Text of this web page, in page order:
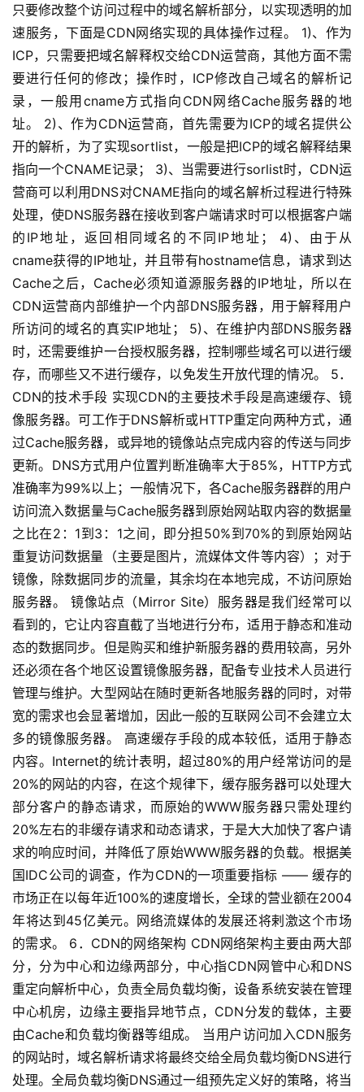
只要修改整个访问过程中的域名解析部分，以实现透明的加
速服务，下面是CDN网络实现的具体操作过程。 1)、作为
ICP，只需要把域名解释权交给CDN运营商，其他方面不需
要进行任何的修改；操作时，ICP修改自己域名的解析记
录，一般用cname方式指向CDN网络Cache服务器的地
址。 2)、作为CDN运营商，首先需要为ICP的域名提供公
开的解析，为了实现sortlist，一般是把ICP的域名解释结果
指向一个CNAME记录； 3)、当需要进行sorlist时，CDN运
营商可以利用DNS对CNAME指向的域名解析过程进行特殊
处理，使DNS服务器在接收到客户端请求时可以根据客户端
的IP地址，返回相同域名的不同IP地址； 4)、由于从
cname获得的IP地址，并且带有hostname信息，请求到达
Cache之后，Cache必须知道源服务器的IP地址，所以在
CDN运营商内部维护一个内部DNS服务器，用于解释用户
所访问的域名的真实IP地址； 5)、在维护内部DNS服务器
时，还需要维护一台授权服务器，控制哪些域名可以进行缓
存，而哪些又不进行缓存，以免发生开放代理的情况。 5．
CDN的技术手段 实现CDN的主要技术手段是高速缓存、镜
像服务器。可工作于DNS解析或HTTP重定向两种方式，通
过Cache服务器，或异地的镜像站点完成内容的传送与同步
更新。DNS方式用户位置判断准确率大于85%，HTTP方式
准确率为99%以上；一般情况下，各Cache服务器群的用户
访问流入数据量与Cache服务器到原始网站取内容的数据量
之比在2：1到3：1之间，即分担50%到70%的到原始网站
重复访问数据量（主要是图片，流媒体文件等内容）；对于
镜像，除数据同步的流量，其余均在本地完成，不访问原始
服务器。 镜像站点（Mirror Site）服务器是我们经常可以
看到的，它让内容直截了当地进行分布，适用于静态和准动
态的数据同步。但是购买和维护新服务器的费用较高，另外
还必须在各个地区设置镜像服务器，配备专业技术人员进行
管理与维护。大型网站在随时更新各地服务器的同时，对带
宽的需求也会显著增加，因此一般的互联网公司不会建立太
多的镜像服务器。 高速缓存手段的成本较低，适用于静态
内容。Internet的统计表明，超过80%的用户经常访问的是
20%的网站的内容，在这个规律下，缓存服务器可以处理大
部分客户的静态请求，而原始的WWW服务器只需处理约
20%左右的非缓存请求和动态请求，于是大大加快了客户请
求的响应时间，并降低了原始WWW服务器的负载。根据美
国IDC公司的调查，作为CDN的一项重要指标 —— 缓存的
市场正在以每年近100%的速度增长，全球的营业额在2004
年将达到45亿美元。网络流媒体的发展还将剌激这个市场
的需求。 6．CDN的网络架构 CDN网络架构主要由两大部
分，分为中心和边缘两部分，中心指CDN网管中心和DNS
重定向解析中心，负责全局负载均衡，设备系统安装在管理
中心机房，边缘主要指异地节点，CDN分发的载体，主要
由Cache和负载均衡器等组成。 当用户访问加入CDN服务
的网站时，域名解析请求将最终交给全局负载均衡DNS进行
处理。全局负载均衡DNS通过一组预先定义好的策略，将当